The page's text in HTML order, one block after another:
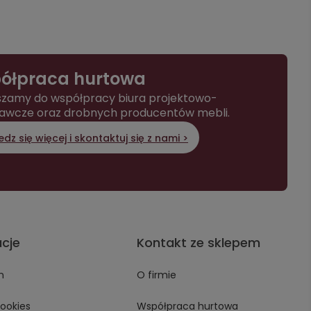
hurtowa
do współpracy biura projektowo-
oraz drobnych producentów mebli.
się więcej i skontaktuj się z nami >
Kontakt ze sklepem
O firmie
Współpraca hurtowa